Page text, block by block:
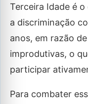
Terceira Idade é
a discriminação
anos, em razão
improdutivas, o
participar
Para combater